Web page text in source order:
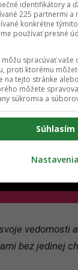
adresu
od Girls'
sa môžeš
osobných
vedomosti
bez jedinej
identifikátory a
225 partnermi a
konkrétne
používať presné
spracúvať vaše
proti ktorému
na tejto stránke
môžete
súkromia a
Súhlasím
Nastavenia